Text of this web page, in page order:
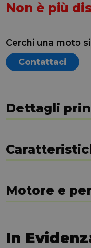
Non è più
Cerchi una moto
Contattaci
Dettagli
Motore e
In